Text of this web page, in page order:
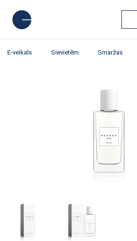
E-veikals Sievietēm Smaržas